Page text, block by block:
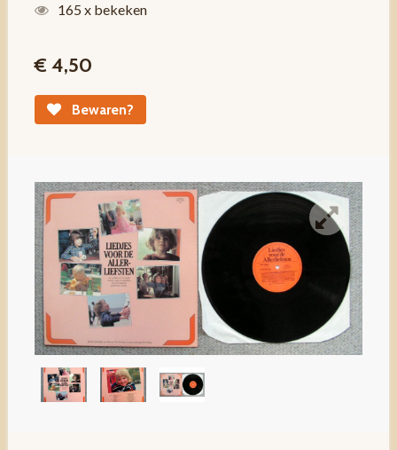
165 x bekeken
€ 4,50
Bewaren?